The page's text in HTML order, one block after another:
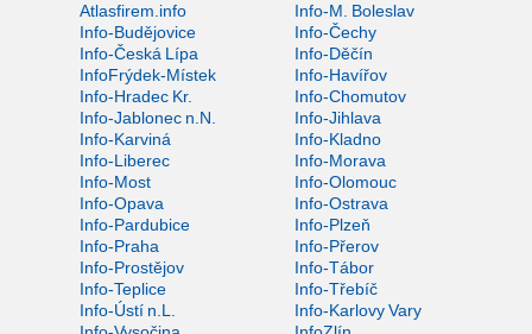
Atlasfirem.info
Info-M. Boleslav
Info-Budějovice
Info-Čechy
Info-Česká Lípa
Info-Děčín
InfoFrýdek-Místek
Info-Havířov
Info-Hradec Kr.
Info-Chomutov
Info-Jablonec n.N.
Info-Jihlava
Info-Karviná
Info-Kladno
Info-Liberec
Info-Morava
Info-Most
Info-Olomouc
Info-Opava
Info-Ostrava
Info-Pardubice
Info-Plzeň
Info-Praha
Info-Přerov
Info-Prostějov
Info-Tábor
Info-Teplice
Info-Třebíč
Info-Ústí n.L.
Info-Karlovy Vary